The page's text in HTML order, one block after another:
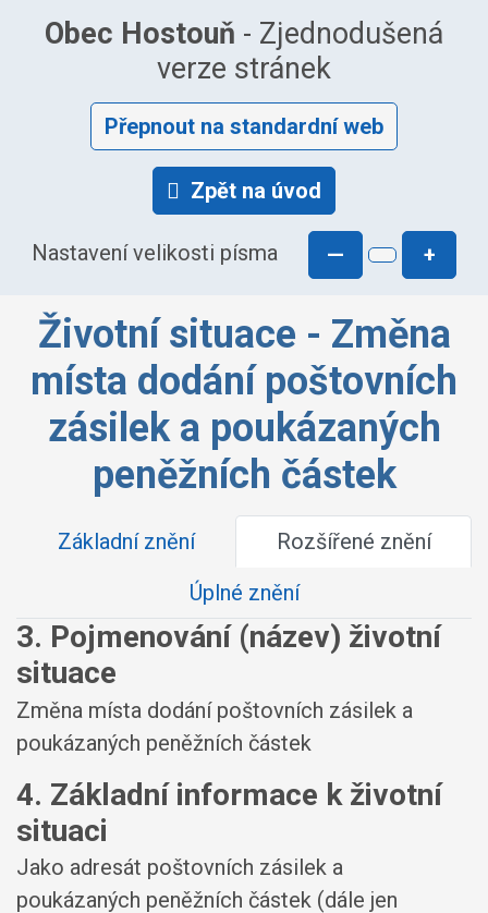
Obec Hostouň - Zjednodušená
verze stránek
Přepnout na standardní web
Zpět na úvod
Nastavení velikosti písma — +
Životní situace - Změna
místa dodání poštovních
zásilek a poukázaných
peněžních částek
Základní znění
Rozšířené znění
Úplné znění
3. Pojmenování (název) životní
situace
Změna místa dodání poštovních zásilek a
poukázaných peněžních částek
4. Základní informace k životní
situaci
Jako adresát poštovních zásilek a
poukázaných peněžních částek (dále jen